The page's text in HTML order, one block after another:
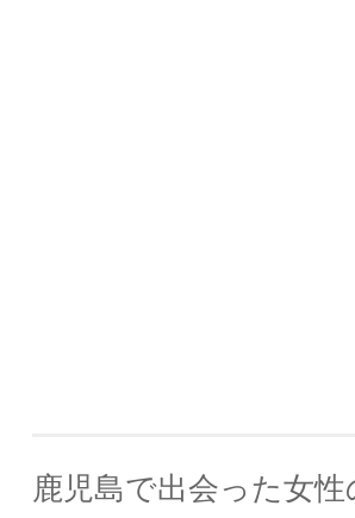
鹿児島で出会った女性